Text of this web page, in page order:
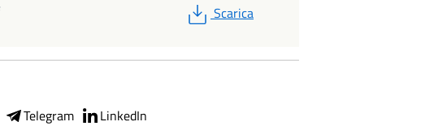
PDF
Scarica
Telegram LinkedIn